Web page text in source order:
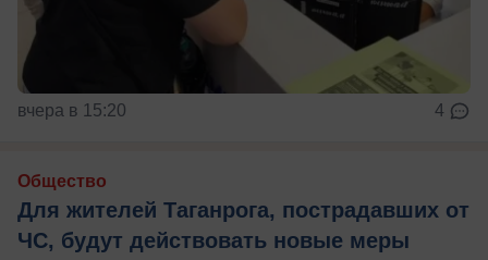
вчера в 15:20 4
Общество
Для жителей Таганрога, пострадавших от
ЧС, будут действовать новые меры